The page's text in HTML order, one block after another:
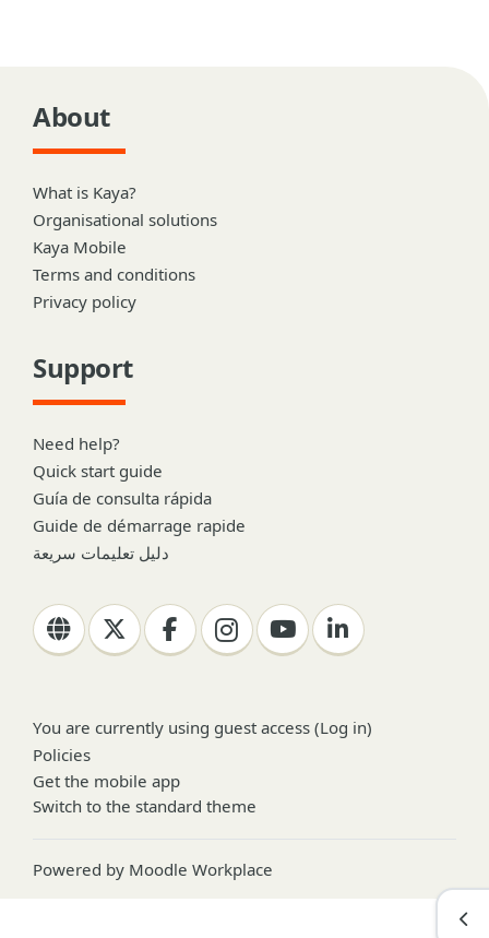
About
What is Kaya?
Organisational solutions
Kaya Mobile
Terms and conditions
Privacy policy
Support
Need help?
Quick start guide
Guía de consulta rápida
Guide de démarrage rapide
دليل تعليمات سريعة
You are currently using guest access (Log in)
Policies
Get the mobile app
Switch to the standard theme
Powered by Moodle Workplace